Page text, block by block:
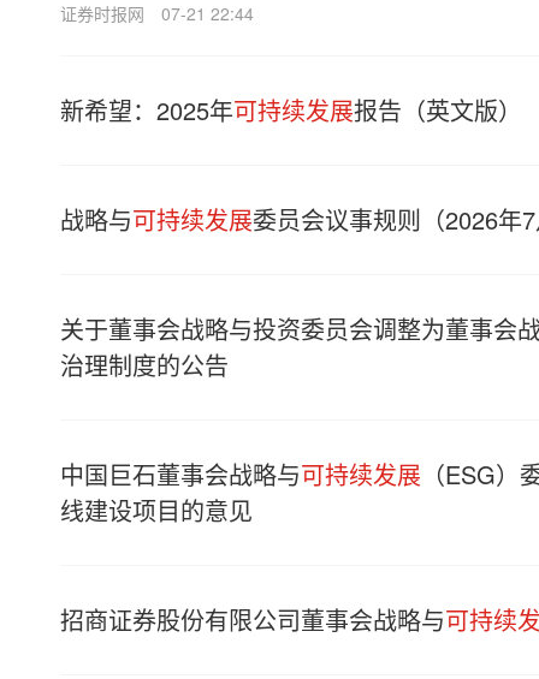
证券时报网
07-21 22:44
新希望：2025年可持续发展报告（英文版）
战略与可持续发展委员会议事规则（2026年
关于董事会战略与投资委员会调整为董事会
治理制度的公告
中国巨石董事会战略与可持续发展 （ESG
线建设项目的意见
招商证券股份有限公司董事会战略与可持续